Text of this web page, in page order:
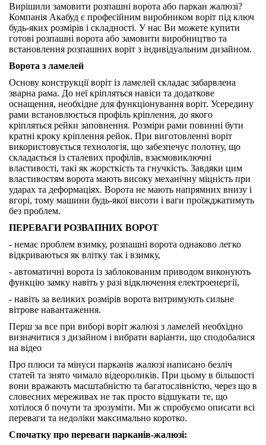
Вирішили замовити розпашні ворота або паркан жалюзі?
Компанія Акабуд є професійним виробником воріт під ключ
будь-яких розмірів і складності. У нас Ви можете купити
готові розпашні ворота або замовити виробництво та
встановлення розпашних воріт з індивідуальним дизайном.
Ворота з ламелей
Основу конструкції воріт із ламелей складає забарвлена
зварна рама. До неї кріпляться навіси та додаткове
оснащення, необхідне для функціонування воріт. Усередину
рами встановлюється профіль кріплення, до якого
кріпляться рейки заповнення. Розміри рами повинні бути
кратні кроку кріплення рейок. При виготовленні воріт
використовується технологія, що забезпечує полотну, що
складається із сталевих профілів, взаємовиключні
властивості, такі як жорсткість та гнучкість. Завдяки цим
властивостям ворота мають високу механічну міцність при
ударах та деформаціях. Ворота не мають напрямних внизу і
вгорі, тому машини будь-якої висоти і ваги проїжджатимуть
без проблем.
ПЕРЕВАГИ РОЗВАПНИХ ВОРОТ
- немає проблем взимку, розпашні ворота однаково легко
відкриваються як влітку так і взимку,
- автоматичні ворота із заблокованим приводом виконують
функцію замку навіть у разі відключення електроенергії,
- навіть за великих розмірів ворота витримують сильне
вітрове навантаження.
Перш за все при виборі воріт жалюзі з ламелей необхідно
визначитися з дизайном і вибрати варіанти, що сподобалися
на відео
Про плюси та мінуси парканів жалюзі написано безліч
статей та знято чимало відеороликів. При цьому в більшості
вони вражають масштабністю та багатослівністю, через що в
словесних мереживах не так просто відшукати те, що
хотілося б почути та зрозуміти. Ми ж спробуємо описати всі
переваги та недоліки максимально коротко.
Спочатку про переваги парканів-жалюзі: